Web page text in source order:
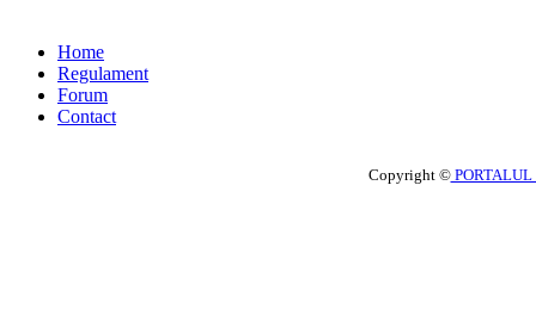
Home
Regulament
Forum
Contact
Copyright ©PORTALUL